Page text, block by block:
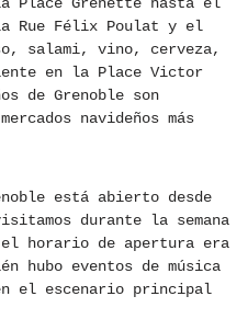
Place Grenette hasta el
Rue Félix Poulat y el
salami, vino, cerveza,
en la Place Victor
de Grenoble son
navideños más
está abierto desde
durante la semana
horario de apertura era
hubo eventos de música
el escenario principal